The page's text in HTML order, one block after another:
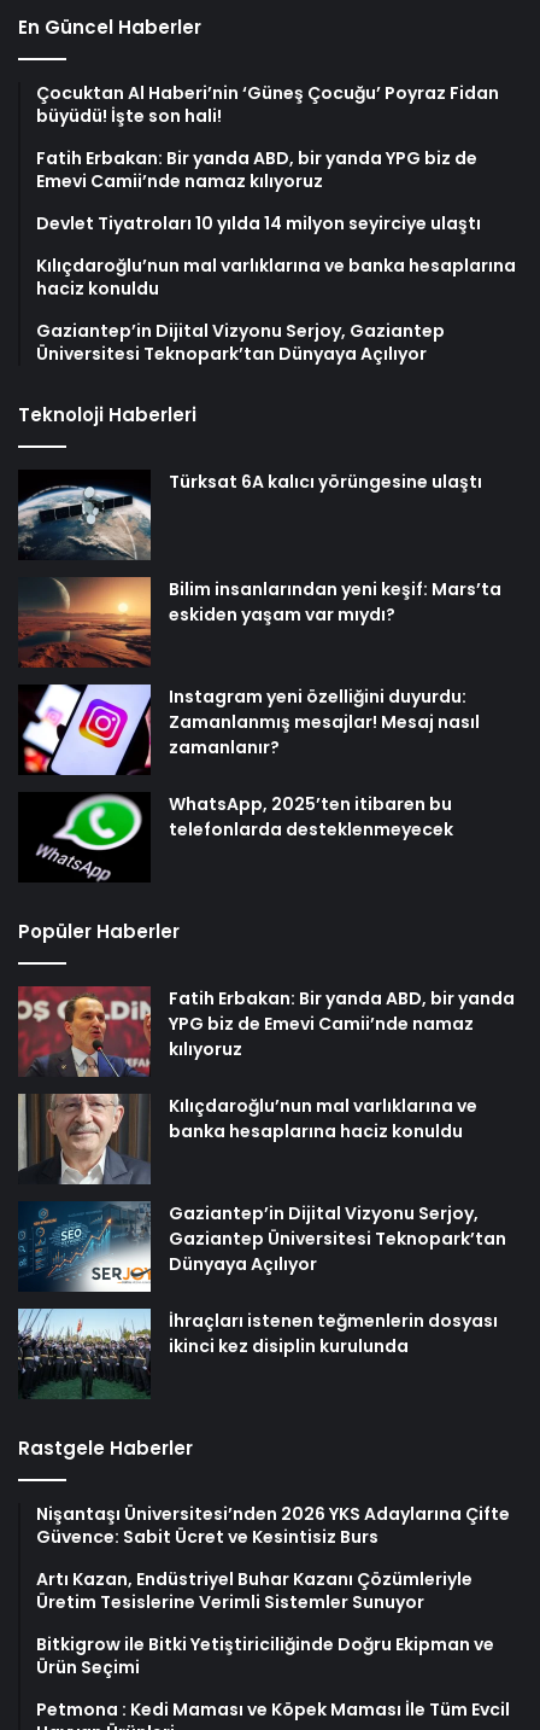
En Güncel Haberler
Çocuktan Al Haberi’nin ‘Güneş Çocuğu’ Poyraz Fidan
büyüdü! İşte son hali!
Fatih Erbakan: Bir yanda ABD, bir yanda YPG biz de
Emevi Camii’nde namaz kılıyoruz
Devlet Tiyatroları 10 yılda 14 milyon seyirciye ulaştı
Kılıçdaroğlu’nun mal varlıklarına ve banka hesaplarına
haciz konuldu
Gaziantep’in Dijital Vizyonu Serjoy, Gaziantep
Üniversitesi Teknopark’tan Dünyaya Açılıyor
Teknoloji Haberleri
Türksat 6A kalıcı yörüngesine ulaştı
Bilim insanlarından yeni keşif: Mars’ta
eskiden yaşam var mıydı?
Instagram yeni özelliğini duyurdu:
Zamanlanmış mesajlar! Mesaj nasıl
zamanlanır?
WhatsApp, 2025’ten itibaren bu
telefonlarda desteklenmeyecek
Popüler Haberler
Fatih Erbakan: Bir yanda ABD, bir yanda
YPG biz de Emevi Camii’nde namaz
kılıyoruz
Kılıçdaroğlu’nun mal varlıklarına ve
banka hesaplarına haciz konuldu
Gaziantep’in Dijital Vizyonu Serjoy,
Gaziantep Üniversitesi Teknopark’tan
Dünyaya Açılıyor
İhraçları istenen teğmenlerin dosyası
ikinci kez disiplin kurulunda
Rastgele Haberler
Nişantaşı Üniversitesi’nden 2026 YKS Adaylarına Çifte
Güvence: Sabit Ücret ve Kesintisiz Burs
Artı Kazan, Endüstriyel Buhar Kazanı Çözümleriyle
Üretim Tesislerine Verimli Sistemler Sunuyor
Bitkigrow ile Bitki Yetiştiriciliğinde Doğru Ekipman ve
Ürün Seçimi
Petmona : Kedi Maması ve Köpek Maması İle Tüm Evcil